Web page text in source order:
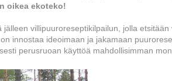
oikea ekoteko!
villipuuroreseptikilpailun, jolla
innostaa ideoimaan ja jakamaan
perusruoan käyttöä mahdollisimman